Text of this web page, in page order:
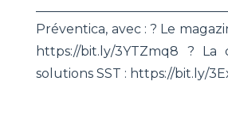
Préventica, avec : ? Le
https://bit.ly/3YTZmq8 ?
solutions SST : https://bit.ly/